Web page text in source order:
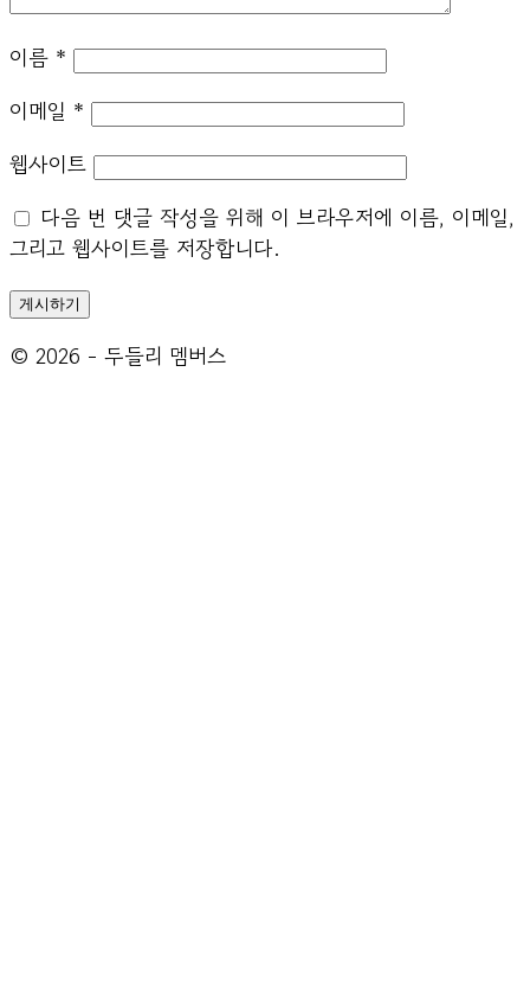
이름 *
이메일 *
웹사이트
다음 번 댓글 작성을 위해 이 브라우저에 이름, 이메일,
그리고 웹사이트를 저장합니다.
© 2026 - 두들리 멤버스